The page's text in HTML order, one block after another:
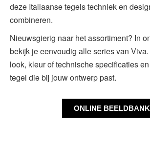
deze Italiaanse tegels techniek en
combineren.
Nieuwsgierig naar het assortiment? In
bekijk je eenvoudig alle series van
look, kleur of technische specificaties
tegel die bij jouw ontwerp past.
ONLINE BEELDBANK